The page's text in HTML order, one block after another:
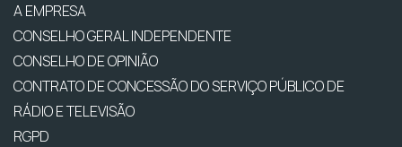
A EMPRESA
CONSELHO GERAL INDEPENDENTE
CONSELHO DE OPINIÃO
CONTRATO DE CONCESSÃO DO SERVIÇO PÚBLICO DE
RÁDIO E TELEVISÃO
RGPD